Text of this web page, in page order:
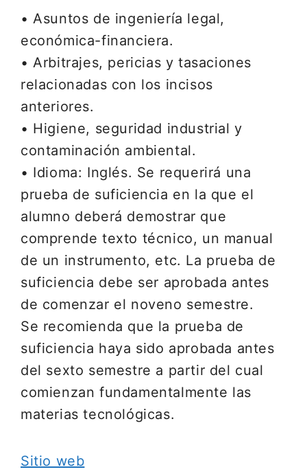
• Asuntos de ingeniería legal,
económica-financiera.
• Arbitrajes, pericias y tasaciones
relacionadas con los incisos
anteriores.
• Higiene, seguridad industrial y
contaminación ambiental.
• Idioma: Inglés. Se requerirá una
prueba de suficiencia en la que el
alumno deberá demostrar que
comprende texto técnico, un manual
de un instrumento, etc. La prueba de
suficiencia debe ser aprobada antes
de comenzar el noveno semestre.
Se recomienda que la prueba de
suficiencia haya sido aprobada antes
del sexto semestre a partir del cual
comienzan fundamentalmente las
materias tecnológicas.
Sitio web